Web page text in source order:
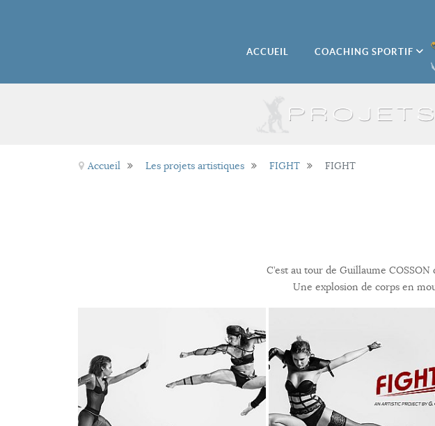
ACCUEIL COACHING SPORTIF
Accueil Les projets artistiques FIGHT FIGHT
C’est au tour de Guillaume
Une explosion de corps en